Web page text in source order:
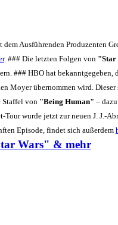
Ausführenden Produzenten
. ### Die letzten Folgen von "Star
### HBO hat bekanntgegeben,
Moyer übernommen wird.
Staffel von "Being Human" –
Tour wurde jetzt zur neuen J. J.-
Episode, findet sich außerdem
Wars" & mehr